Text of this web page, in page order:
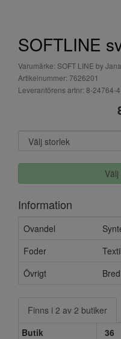
SOFTLINE
Varumärke: SOFT LINE by Jana
Artikelnummer: 7626201
Leverantörens artnr: 8-24764-
Information
Ovandel
Foder
Textil
Övrigt
Finns i 2 av 2 butiker
Butik
36